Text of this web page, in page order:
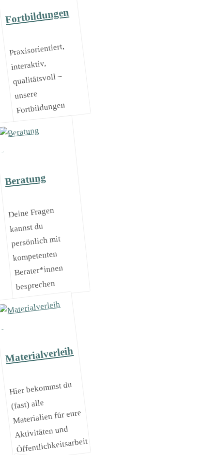
Fortbildungen
Praxisorientiert,
interaktiv,
qualitätsvoll –
unsere
Fortbildungen
Beratung
Deine Fragen
kannst du
persönlich mit
kompetenten
Berater*innen
besprechen
Materialverleih
Hier bekommst du
(fast) alle
Materialien für eure
Aktivitäten und
Öffentlichkeitsarbeit